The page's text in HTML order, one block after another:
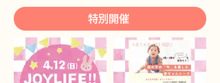
特別開催